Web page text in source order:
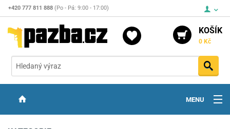
+420 777 811 888 (Po - Pá: 9:00 - 17:00)
KOŠÍK
0 Kč
MENU